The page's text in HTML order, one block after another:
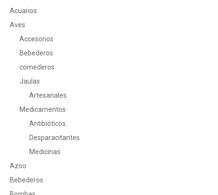
Acuarios
Aves
Accesorios
Bebederos
comederos
Jaulas
Artesanales
Medicamentos
Antibióticos
Desparacitantes
Medicinas
Azoo
Bebederos